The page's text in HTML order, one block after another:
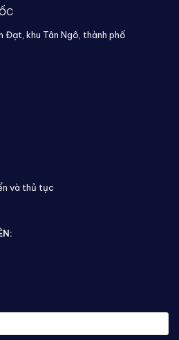
Đạt, khu Tân Ngô, thành phố
và thủ tục